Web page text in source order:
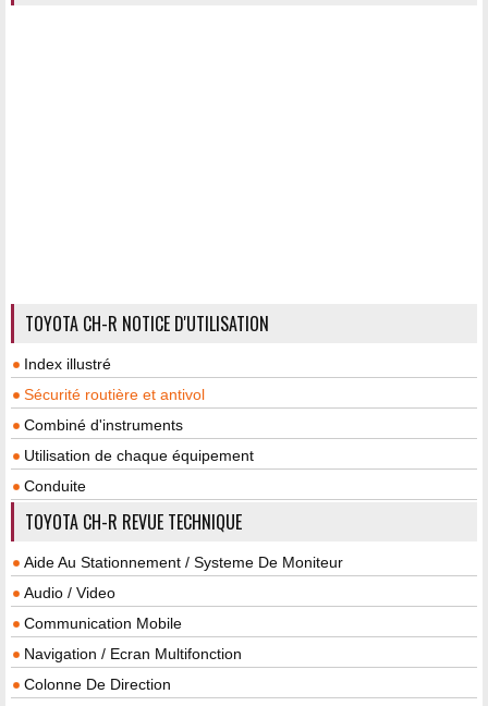
TOYOTA CH-R NOTICE D'UTILISATION
Index illustré
Sécurité routière et antivol
Combiné d'instruments
Utilisation de chaque équipement
Conduite
TOYOTA CH-R REVUE TECHNIQUE
Aide Au Stationnement / Systeme De Moniteur
Audio / Video
Communication Mobile
Navigation / Ecran Multifonction
Colonne De Direction